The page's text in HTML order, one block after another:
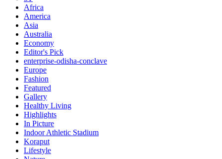
Africa
America
Asia
Australia
Economy
Editor's Pick
enterprise-odisha-conclave
Europe
Fashion
Featured
Gallery
Healthy Living
Highlights
In Picture
Indoor Athletic Stadium
Koraput
Lifestyle